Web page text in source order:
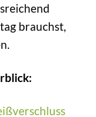
brauchst,